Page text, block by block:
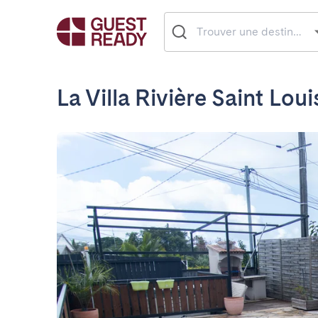
La Villa Rivière Saint